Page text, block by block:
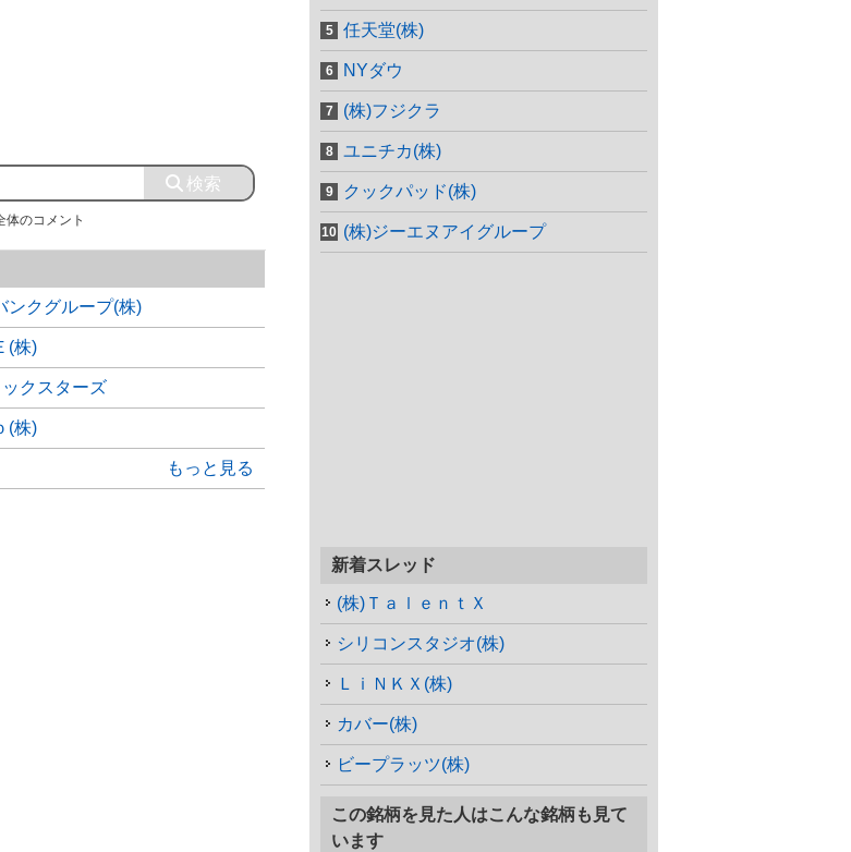
体のコメント
ンクグループ(株)
(株)
クスターズ
(株)
もっと見る
任天堂(株)
NYダウ
(株)フジクラ
ユニチカ(株)
クックパッド(株)
(株)ジーエヌアイグループ
新着スレッド
(株)ＴａｌｅｎｔＸ
シリコンスタジオ(株)
ＬｉＮＫＸ(株)
カバー(株)
ビープラッツ(株)
この銘柄を見た人はこんな銘柄も見て
います